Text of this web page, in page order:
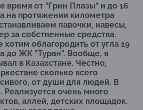
время от "Грин Плазы" и до 16
на протяжении километра
лавочки, навесы,
за собственные средства.
облагородить от угла 19
до ЖК "Туран". Вообще, я
в Казахстане. Честно,
сколько всего
от души для людей. В
Реализуется очень много
аллей, детских площадок.